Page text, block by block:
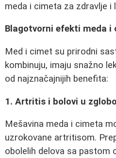
meda i cimeta za zdravlje i
Blagotvorni efekti meda i
Med i cimet su prirodni
kombinuju, imaju snažno
od najznačajnijih benefita:
1. Artritis i bolovi u
Mešavina meda i cimeta
uzrokovane artritisom.
obolelih delova sa pastom